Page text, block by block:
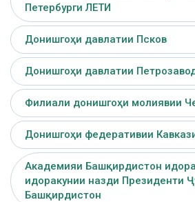
Петербурги ЛЕТИ
Донишгоҳи давлатии Псков
Донишгоҳи давлатии
Филиали донишгоҳи молиявии
Донишгоҳи федеративии
Академияи Башқирдистон
идоракунии назди Президенти
Башқирдистон